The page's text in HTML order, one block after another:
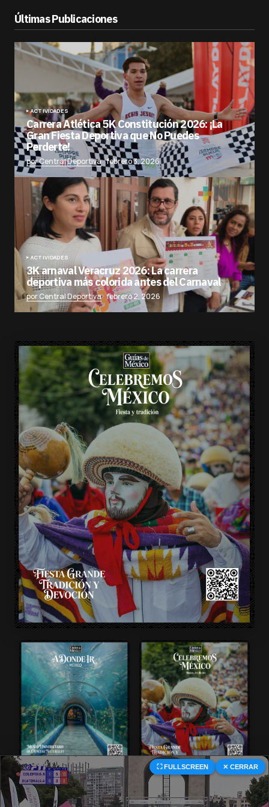
Últimas Publicaciones
ACTIVIDADES
Carrera Atlética 5K Constitución 2026: ¡La
Gran Fiesta Deportiva que No Puedes
Perderte!
por Central Deportiva febrero 3, 2026
ACTIVIDADES
3K arnaval Veracruz 2026: La carrera
deportiva más colorida antes del Carnaval
por Central Deportiva febrero 2, 2026
⛶ FULLSCREEN ✕ CERRAR